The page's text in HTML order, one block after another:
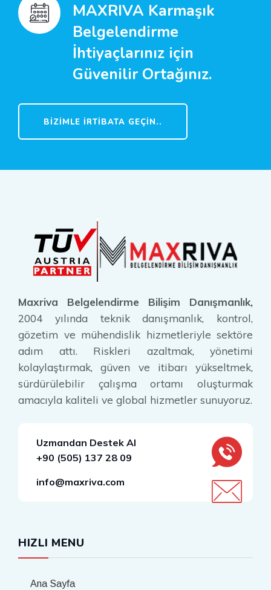
MAXRIVA Karmaşık
Belgelendirme
İhtiyaçlarınız için
Güvenilir Ortağınız.
BIZIMLE İRTIBATA GEÇIN..
Maxriva Belgelendirme Bilişim Danışmanlık,
2004 yılında teknik danışmanlık, kontrol,
gözetim ve mühendislik hizmetleriyle sektöre
adım attı. Riskleri azaltmak, yönetimi
kolaylaştırmak, güven ve itibarı yükseltmek,
sürdürülebilir çalışma ortamı oluşturmak
amacıyla kaliteli ve global hizmetler sunuyoruz.
Uzmandan Destek Al
+90 (505) 137 28 09
info@maxriva.com
HIZLI MENU
Ana Sayfa